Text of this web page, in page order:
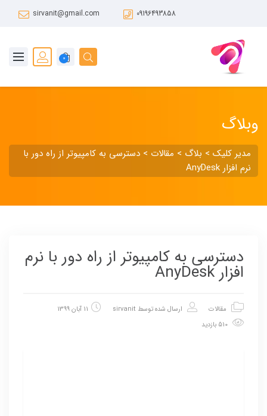
09196493858
sirvanit@gmail.com
0
وبلاگ
مدیر کلیک > بلاگ > مقالات > دسترسی به کامپیوتر از راه دور با
نرم افزار AnyDesk
دسترسی به کامپیوتر از راه دور با نرم
افزار AnyDesk
مقالات ارسال شده توسط sirvanit
11 آبان 1399